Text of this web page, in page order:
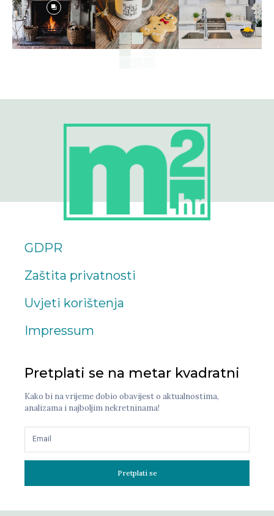
GDPR
Zaštita privatnosti
Uvjeti korištenja
Impressum
Pretplati se na metar kvadratni
Kako bi na vrijeme dobio obavijest o aktualnostima,
analizama i najboljim nekretninama!
Pretplati se